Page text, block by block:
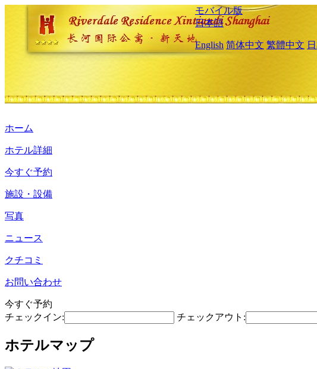
モバイル版
日本語
English 简体中文 繁體中文
ホーム
ホテル詳細
今すぐ予約
施設・設備
写真
ニュース
クチコミ
お問い合わせ
今すぐ予約
チェックイン:
チェックアウト:
ホテルマップ